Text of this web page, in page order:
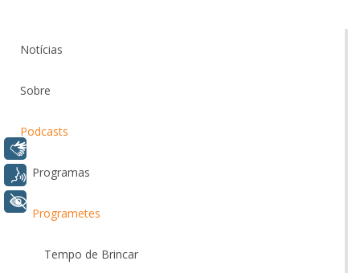
Notícias
Sobre
Podcasts
Programas
Programetes
Tempo de Brincar
Voz